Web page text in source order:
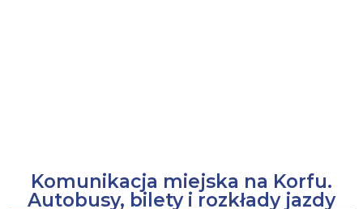
Komunikacja miejska na Korfu.
Autobusy, bilety i rozkłady jazdy